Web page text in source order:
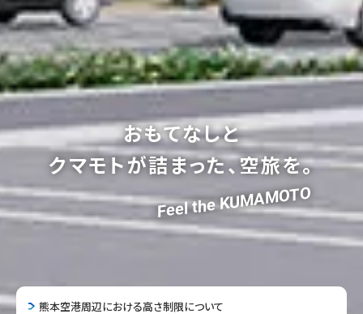
おもてなしと
クマモトが詰まった、空旅を。
Feel the KUMAMOTO
熊本空港周辺における高さ制限について